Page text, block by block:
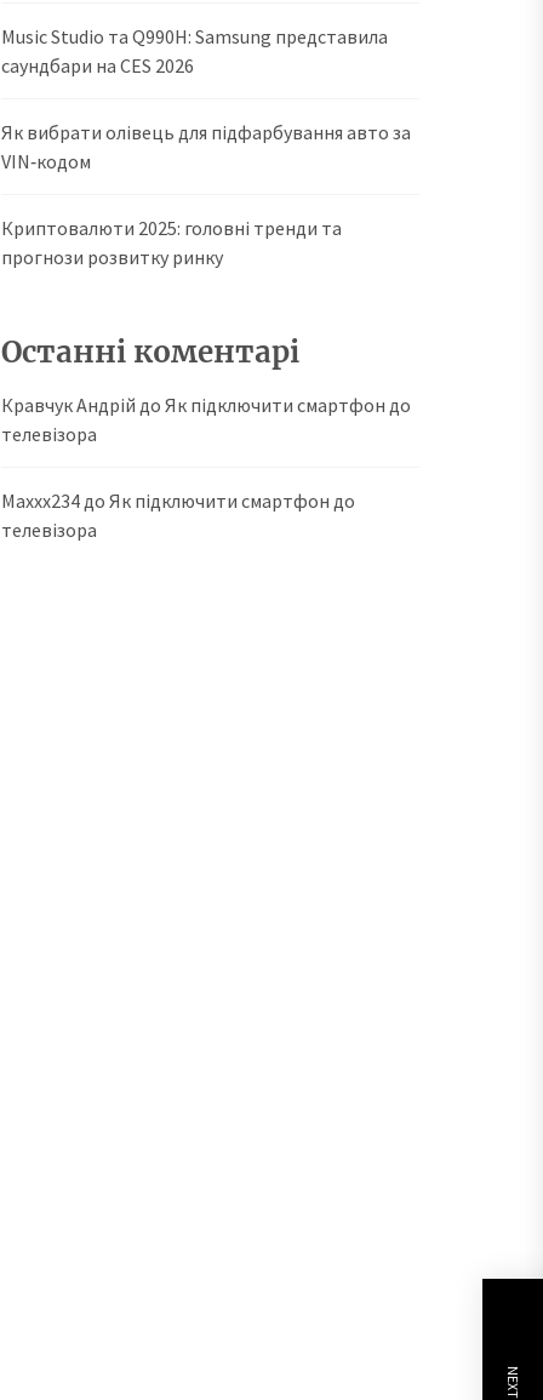
Music Studio та Q990H: Samsung представила
саундбари на CES 2026
Як вибрати олівець для підфарбування авто за
VIN‑кодом
Криптовалюти 2025: головні тренди та
прогнози розвитку ринку
Останні коментарі
Кравчук Андрій до Як підключити смартфон до
телевізора
Maxxx234до Як підключити смартфон до
телевізора